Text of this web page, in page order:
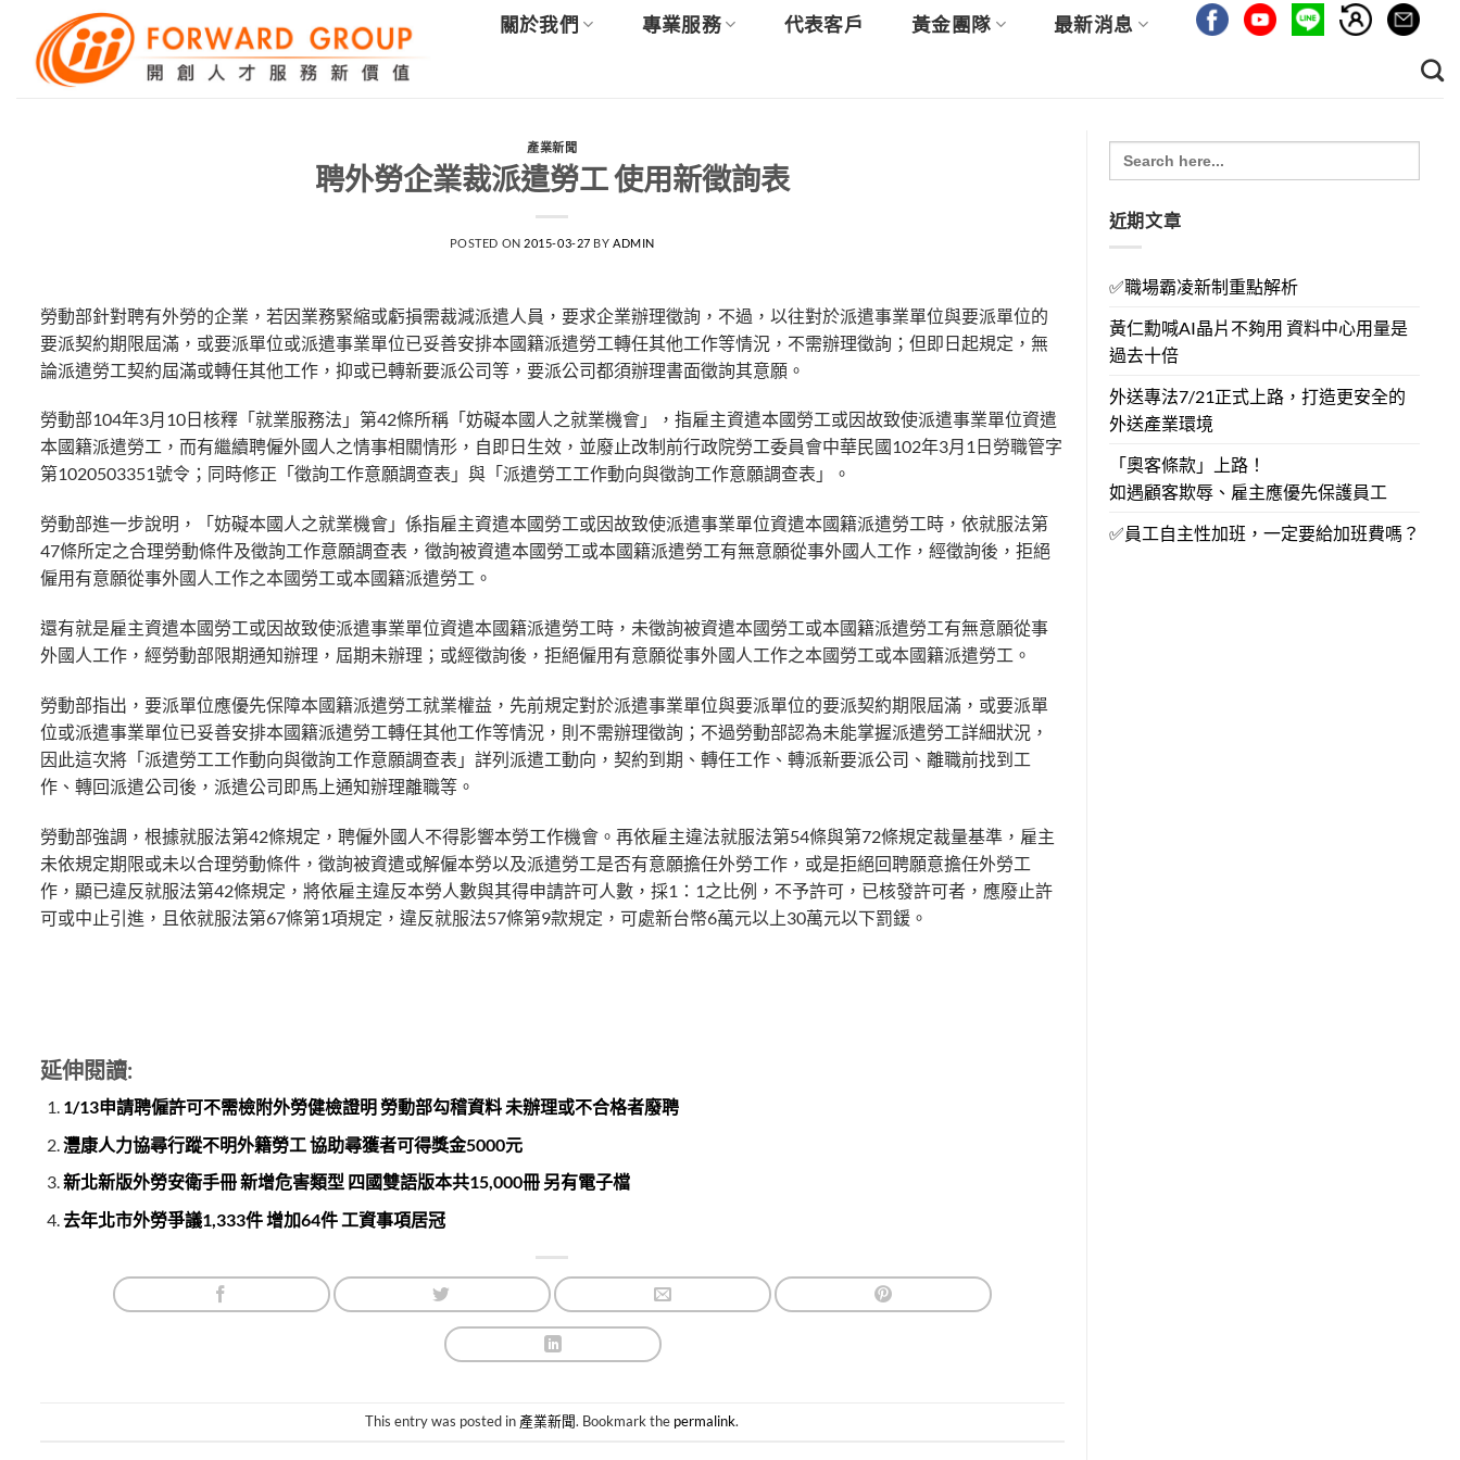
content
關於我們 專業服務 代表客戶 黃金團隊 最新消息
產業新聞
聘外勞企業裁派遣勞工 使用新徵詢表
POSTED ON 2015-03-27 BY ADMIN
勞動部針對聘有外勞的企業，若因業務緊縮或虧損需裁減派遣人員，要求企業辦理徵詢，不過，以往對於派遣事業單位與要派單位的
要派契約期限屆滿，或要派單位或派遣事業單位已妥善安排本國籍派遣勞工轉任其他工作等情況，不需辦理徵詢；但即日起規定，無
論派遣勞工契約屆滿或轉任其他工作，抑或已轉新要派公司等，要派公司都須辦理書面徵詢其意願。
勞動部104年3月10日核釋「就業服務法」第42條所稱「妨礙本國人之就業機會」，指雇主資遣本國勞工或因故致使派遣事業單位資遣
本國籍派遣勞工，而有繼續聘僱外國人之情事相關情形，自即日生效，並廢止改制前行政院勞工委員會中華民國102年3月1日勞職管字
第1020503351號令；同時修正「徵詢工作意願調查表」與「派遣勞工工作動向與徵詢工作意願調查表」。
勞動部進一步說明，「妨礙本國人之就業機會」係指雇主資遣本國勞工或因故致使派遣事業單位資遣本國籍派遣勞工時，依就服法第
47條所定之合理勞動條件及徵詢工作意願調查表，徵詢被資遣本國勞工或本國籍派遣勞工有無意願從事外國人工作，經徵詢後，拒絕
僱用有意願從事外國人工作之本國勞工或本國籍派遣勞工。
還有就是雇主資遣本國勞工或因故致使派遣事業單位資遣本國籍派遣勞工時，未徵詢被資遣本國勞工或本國籍派遣勞工有無意願從事
外國人工作，經勞動部限期通知辦理，屆期未辦理；或經徵詢後，拒絕僱用有意願從事外國人工作之本國勞工或本國籍派遣勞工。
勞動部指出，要派單位應優先保障本國籍派遣勞工就業權益，先前規定對於派遣事業單位與要派單位的要派契約期限屆滿，或要派單
位或派遣事業單位已妥善安排本國籍派遣勞工轉任其他工作等情況，則不需辦理徵詢；不過勞動部認為未能掌握派遣勞工詳細狀況，
因此這次將「派遣勞工工作動向與徵詢工作意願調查表」詳列派遣工動向，契約到期、轉任工作、轉派新要派公司、離職前找到工
作、轉回派遣公司後，派遣公司即馬上通知辦理離職等。
勞動部強調，根據就服法第42條規定，聘僱外國人不得影響本勞工作機會。再依雇主違法就服法第54條與第72條規定裁量基準，雇主
未依規定期限或未以合理勞動條件，徵詢被資遣或解僱本勞以及派遣勞工是否有意願擔任外勞工作，或是拒絕回聘願意擔任外勞工
作，顯已違反就服法第42條規定，將依雇主違反本勞人數與其得申請許可人數，採1：1之比例，不予許可，已核發許可者，應廢止許
可或中止引進，且依就服法第67條第1項規定，違反就服法57條第9款規定，可處新台幣6萬元以上30萬元以下罰鍰。
延伸閱讀:
1/13申請聘僱許可不需檢附外勞健檢證明 勞動部勾稽資料 未辦理或不合格者廢聘
灃康人力協尋行蹤不明外籍勞工 協助尋獲者可得獎金5000元
新北新版外勞安衛手冊 新增危害類型 四國雙語版本共15,000冊 另有電子檔
去年北市外勞爭議1,333件 增加64件 工資事項居冠
This entry was posted in 產業新聞. Bookmark the permalink.
Search
for:
近期文章
✅職場霸凌新制重點解析
黃仁勳喊AI晶片不夠用 資料中心用量是
過去十倍
外送專法7/21正式上路，打造更安全的
外送產業環境
「奧客條款」上路！
如遇顧客欺辱、雇主應優先保護員工
✅員工自主性加班，一定要給加班費嗎？